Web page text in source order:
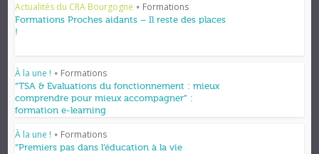
Actualités du CRA Bourgogne • Formations
Formations Proches aidants – Il reste des places
!
À la une ! • Formations
“TSA & Evaluations du fonctionnement : mieux
comprendre pour mieux accompagner” :
formation e-learning
À la une ! • Formations
“Premiers pas dans l’éducation à la vie